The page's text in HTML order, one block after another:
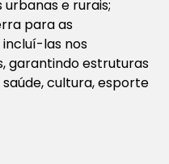
e rurais;
para as
las nos
garantindo estruturas
cultura, esporte